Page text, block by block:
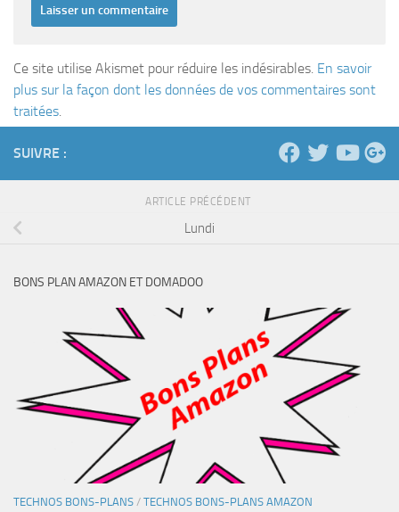
Ce site utilise Akismet pour réduire les indésirables. En savoir
plus sur la façon dont les données de vos commentaires sont
traitées.
SUIVRE :
ARTICLE PRÉCÉDENT
Lundi
BONS PLAN AMAZON ET DOMADOO
TECHNOS BONS-PLANS / TECHNOS BONS-PLANS AMAZON